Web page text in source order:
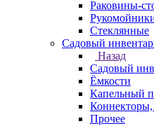
Раковины-
Стеклянные
Садовый
Назад
Садовый
Ёмкости
Капельный
Коннекторы,
Прочее